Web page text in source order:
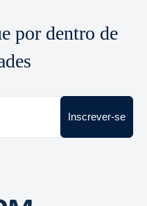
por dentro de
Inscrever-se